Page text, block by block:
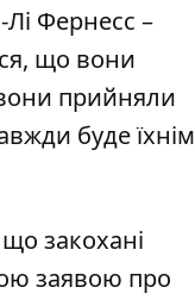
Фернесс –
що вони
прийняли
буде їхнім
закохані
заявою про